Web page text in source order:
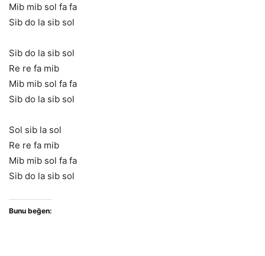
Mib mib sol fa fa
Sib do la sib sol
Sib do la sib sol
Re re fa mib
Mib mib sol fa fa
Sib do la sib sol
Sol sib la sol
Re re fa mib
Mib mib sol fa fa
Sib do la sib sol
Bunu beğen: